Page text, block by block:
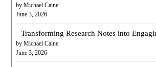
by Michael Caine
June 3, 2026
Transforming Research Notes into
by Michael Caine
June 3, 2026